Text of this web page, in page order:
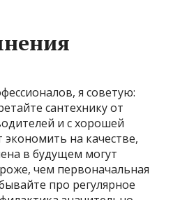
я советую:
сантехнику от
и с хорошей
экономить на качестве,
в будущем могут
чем первоначальная
про регулярное